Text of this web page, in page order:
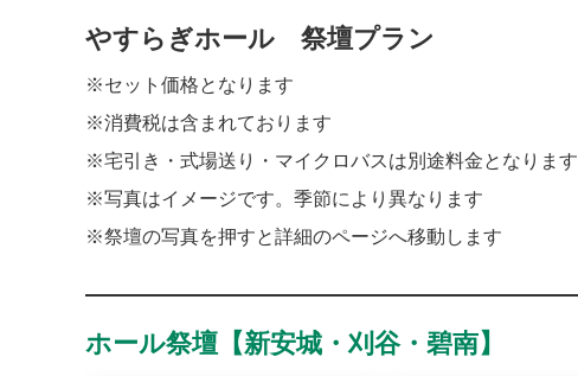
やすらぎホール 祭壇プラン
※セット価格となります
※消費税は含まれております
※宅引き・式場送り・マイクロバスは別途料金となります
※写真はイメージです。季節により異なります
※祭壇の写真を押すと詳細のページへ移動します
ホール祭壇【新安城・刈谷・碧南】